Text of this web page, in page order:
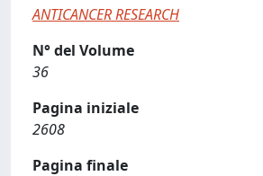
ANTICANCER RESEARCH
N° del Volume
36
Pagina iniziale
2608
Pagina finale